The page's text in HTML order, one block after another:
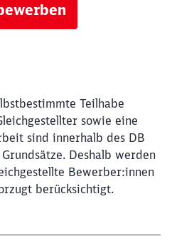
Teilhabe
sowie eine
sind innerhalb des DB
Deshalb werden
Bewerber:innen
berücksichtigt.